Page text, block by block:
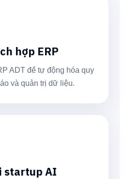
hợp ERP
ADT để tự động hóa quy
và quản trị dữ liệu.
startup AI